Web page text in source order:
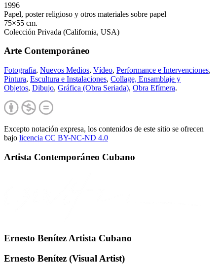
1996
Papel, poster religioso y otros materiales sobre papel
75×55 cm.
Colección Privada (California, USA)
Arte Contemporáneo
Fotografía, Nuevos Medios, Vídeo, Performance e Intervenciones,
Pintura, Escultura e Instalaciones, Collage, Ensamblaje y
Objetos, Dibujo, Gráfica (Obra Seriada), Obra Efímera.
Excepto notación expresa, los contenidos de este sitio se ofrecen
bajo licencia CC BY-NC-ND 4.0
Artista Contemporáneo Cubano
Ernesto Benítez Artista Cubano
Ernesto Benítez (Visual Artist)